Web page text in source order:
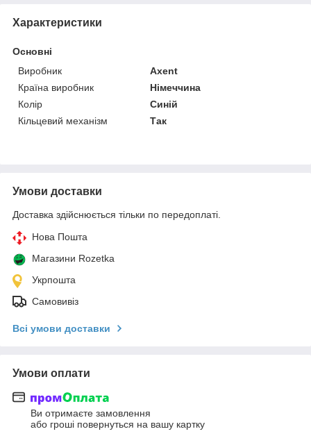
Характеристики
Основні
Виробник
Axent
Країна виробник
Німеччина
Колір
Синій
Кільцевий механізм
Так
Умови доставки
Доставка здійснюється тільки по передоплаті.
Нова Пошта
Магазини Rozetka
Укрпошта
Самовивіз
Всі умови доставки
Умови оплати
Ви отримаєте замовлення
або гроші повернуться на вашу картку